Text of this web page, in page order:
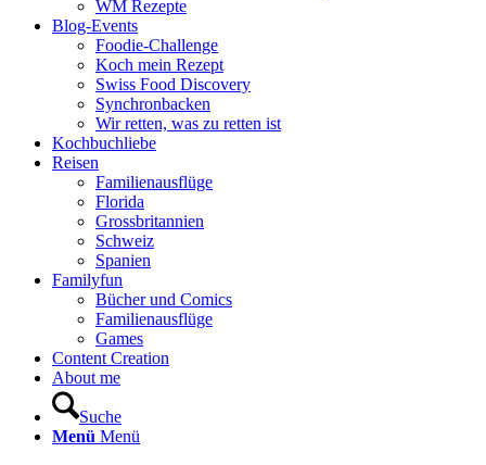
WM Rezepte
Blog-Events
Foodie-Challenge
Koch mein Rezept
Swiss Food Discovery
Synchronbacken
Wir retten, was zu retten ist
Kochbuchliebe
Reisen
Familienausflüge
Florida
Grossbritannien
Schweiz
Spanien
Familyfun
Bücher und Comics
Familienausflüge
Games
Content Creation
About me
Suche
Menü Menü